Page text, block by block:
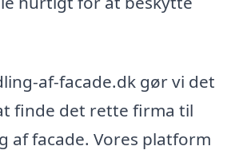
af-facade.dk gør vi det
finde det rette firma til
af facade. Vores platform